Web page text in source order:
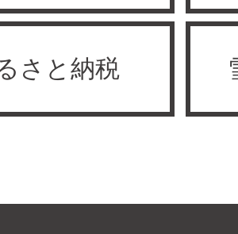
さと納税